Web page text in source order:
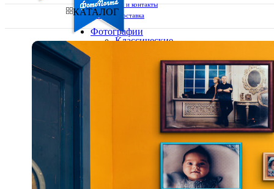
Поддержка и контакты
Оплата и доставка
Ваш город:
Выберите из списка:
КАТАЛОГ
Фотографии
Классические
10х10
10х15
13х18
15х15
30х30
30х40